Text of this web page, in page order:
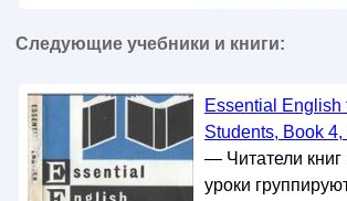
Следующие учебники и книги:
Essential English
Students, Book
— Читатели книг
уроки